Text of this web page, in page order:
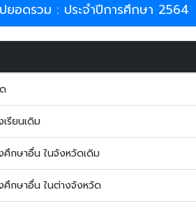
ยอดรวม : ประจำปีการศึกษา 2564
รียนเดิม
กษาอื่น ในจังหวัดเดิม
กษาอื่น ในต่างจังหวัด